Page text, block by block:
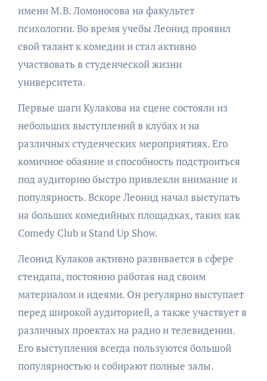
имени М.В. Ломоносова на факультет
психологии. Во время учебы Леонид проявил
свой талант к комедии и стал активно
участвовать в студенческой жизни
университета.
Первые шаги Кулакова на сцене состояли из
небольших выступлений в клубах и на
различных студенческих мероприятиях. Его
комичное обаяние и способность подстроиться
под аудиторию быстро привлекли внимание и
популярность. Вскоре Леонид начал выступать
на больших комедийных площадках, таких как
Comedy Club и Stand Up Show.
Леонид Кулаков активно развивается в сфере
стендапа, постоянно работая над своим
материалом и идеями. Он регулярно выступает
перед широкой аудиторией, а также участвует в
различных проектах на радио и телевидении.
Его выступления всегда пользуются большой
популярностью и собирают полные залы.